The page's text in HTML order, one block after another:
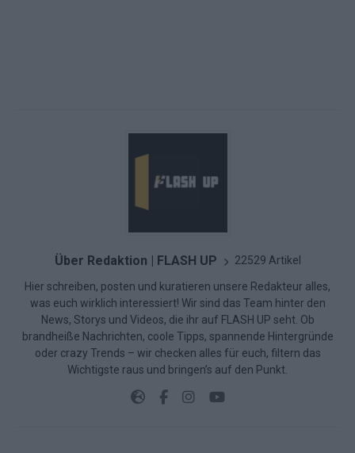
Über Redaktion | FLASH UP 22529 Artikel
Hier schreiben, posten und kuratieren unsere Redakteur alles,
was euch wirklich interessiert! Wir sind das Team hinter den
News, Storys und Videos, die ihr auf FLASH UP seht. Ob
brandheiße Nachrichten, coole Tipps, spannende Hintergründe
oder crazy Trends – wir checken alles für euch, filtern das
Wichtigste raus und bringen’s auf den Punkt.